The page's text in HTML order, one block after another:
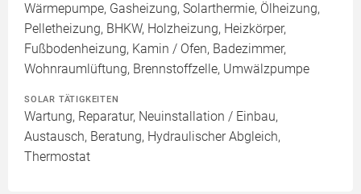
Wärmepumpe, Gasheizung, Solarthermie, Ölheizung,
Pelletheizung, BHKW, Holzheizung, Heizkörper,
Fußbodenheizung, Kamin / Ofen, Badezimmer,
Wohnraumlüftung, Brennstoffzelle, Umwälzpumpe
SOLAR TÄTIGKEITEN
Wartung, Reparatur, Neuinstallation / Einbau,
Austausch, Beratung, Hydraulischer Abgleich,
Thermostat